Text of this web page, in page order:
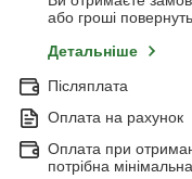
або гроші
Детальніше
Післяплата
Оплата на рахунок
Оплата при
потрібна